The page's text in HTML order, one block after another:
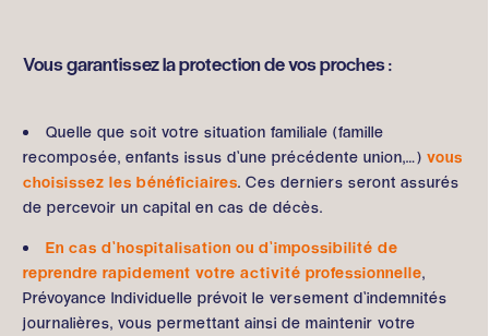
Vous garantissez la protection de vos proches :
Quelle que soit votre situation familiale (famille
recomposée, enfants issus d’une précédente union,…)vous
choisissez les bénéficiaires. Ces derniers seront assurés
de percevoir un capital en cas de décès.
En cas d’hospitalisation ou d’impossibilité de
reprendre rapidement votre activité professionnelle,
Prévoyance Individuelle prévoit le versement d’indemnités
journalières, vous permettant ainsi de maintenir votre